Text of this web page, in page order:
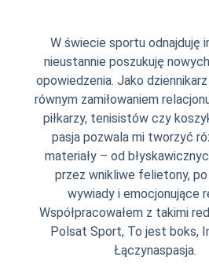
W świecie sportu odnajduję
nieustannie poszukuję
opowiedzenia. Jako
równym zamiłowaniem
piłkarzy, tenisistów czy
pasja pozwala mi tworzyć
materiały – od
przez wnikliwe felietony,
wywiady i emocjonujące
Współpracowałem z takimi
Polsat Sport, To jest boks,
Łączynaspasja.